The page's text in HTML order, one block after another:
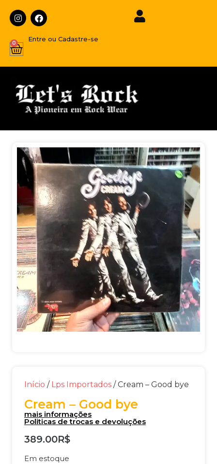
Entre ou Cadastre-se
0
Início / Lps Importados / Cream – Good bye
Cream – Good bye
mais informações
Politicas de trocas e devoluções
389.00R$
Em estoque